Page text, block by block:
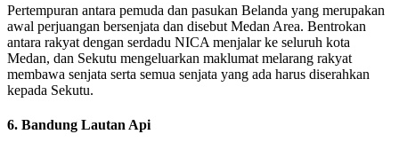
Pertempuran antara pemuda dan pasukan Belanda yang merupakan
awal perjuangan bersenjata dan disebut Medan Area. Bentrokan
antara rakyat dengan serdadu NICA menjalar ke seluruh kota
Medan, dan Sekutu mengeluarkan maklumat melarang rakyat
membawa senjata serta semua senjata yang ada harus diserahkan
kepada Sekutu.
6. Bandung Lautan Api